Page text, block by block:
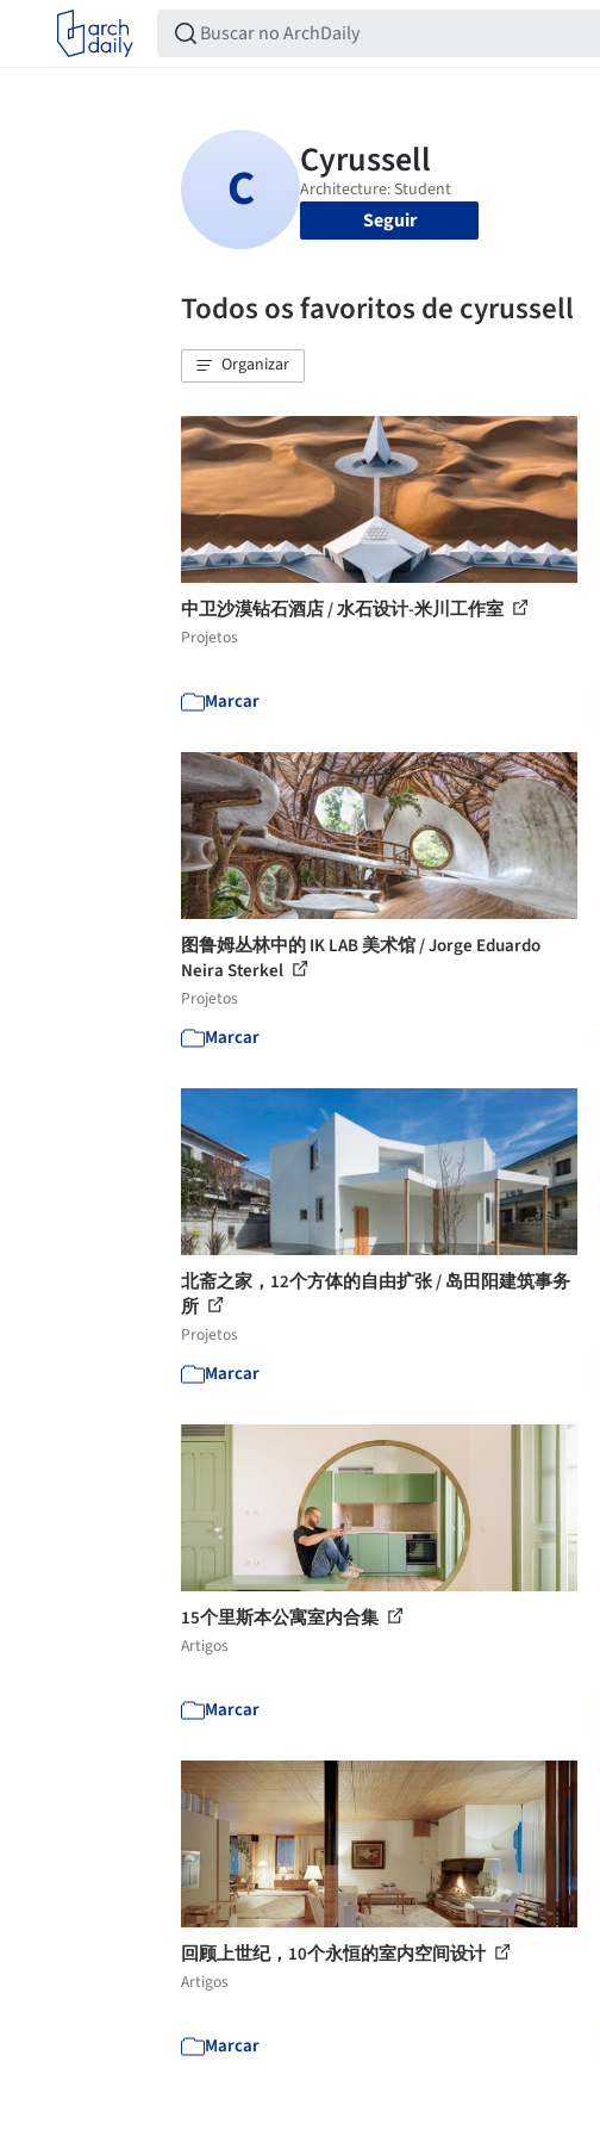
Seguir
Todos os favoritos de cyrussell
Organizar
中卫沙漠钻石酒店 / 水石设计-米川工作室
Projetos
Marcar
图鲁姆丛林中的 IK LAB 美术馆 / Jorge Eduardo
Neira Sterkel
Projetos
Marcar
北斋之家，12个方体的自由扩张 / 岛田阳建筑事务
所
Projetos
Marcar
15个里斯本公寓室内合集
Artigos
Marcar
回顾上世纪，10个永恒的室内空间设计
Artigos
Marcar